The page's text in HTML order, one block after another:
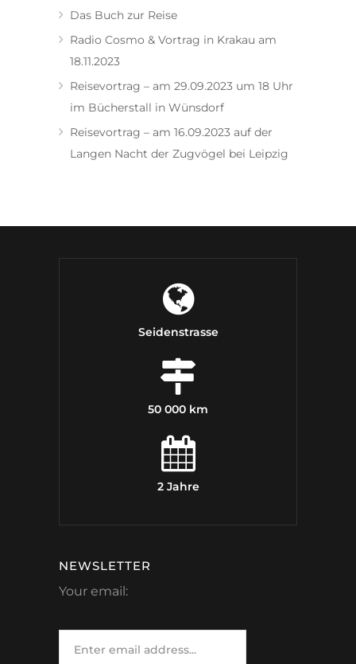
Das Buch zur Reise
Radio Cosmo & Vortrag in Krakau am
18.11.2023
Reisevortrag – am 29.09.2023 um 18 Uhr
im Bücherstall in Wünsdorf
Reisevortrag – am 16.09.2023 auf der
Langen Nacht der Zugvögel bei Leipzig
Seidenstrasse
50 000 km
2 Jahre
NEWSLETTER
Your email: